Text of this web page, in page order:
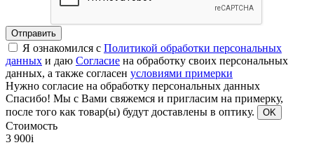
Отправить
Я ознакомился с Политикой обработки персональных
данных и даю Согласие на обработку своих персональных
данных, а также согласен условиями примерки
Нужно согласие на обработку персональных данных
Спасибо! Мы с Вами свяжемся и пригласим на примерку,
после того как товар(ы) будут доставлены в оптику.
OK
Стоимость
3 900i